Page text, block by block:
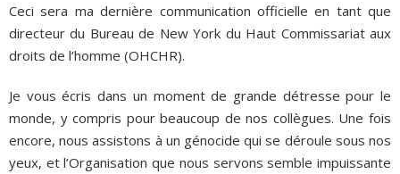
Ceci sera ma dernière communication officielle en tant que
directeur du Bureau de New York du Haut Commissariat aux
droits de l’homme (OHCHR).
Je vous écris dans un moment de grande détresse pour le
monde, y compris pour beaucoup de nos collègues. Une fois
encore, nous assistons à un génocide qui se déroule sous nos
yeux, et l’Organisation que nous servons semble impuissante